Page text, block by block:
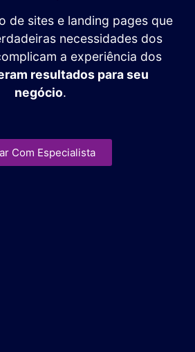
de sites e landing pages que
necessidades dos
a experiência dos
resultados para seu
negócio.
Com Especialista